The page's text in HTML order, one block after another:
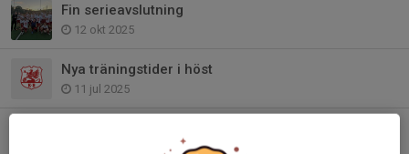
Fin serieavslutning
12 okt 2025
Nya träningstider i höst
11 jul 2025